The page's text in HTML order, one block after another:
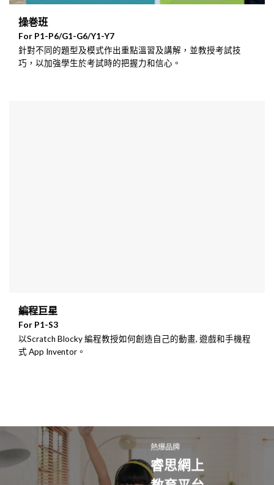
操巻班
For P1-P6/G1-G6/Y1-Y7
針對不同的題型及模式作出重點溫習及講解，並教授考試技
巧，以加強學生於考試時的把握力和信心。
編程巨星
For P1-S3
以Scratch Blocky 編程教授如何創造自己的動畫, 遊戲和手機程
式 App Inventor。
熱爆品牌
睿思網上